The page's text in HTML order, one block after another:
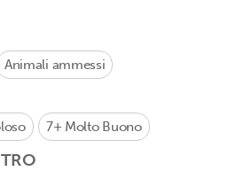
Animali ammessi
7+ Molto Buono